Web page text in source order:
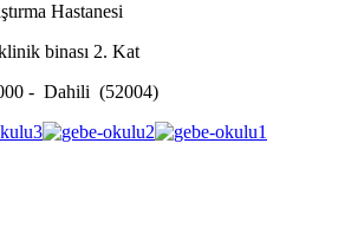
Hastanesi
binası 2. Kat
- Dahili (52004)